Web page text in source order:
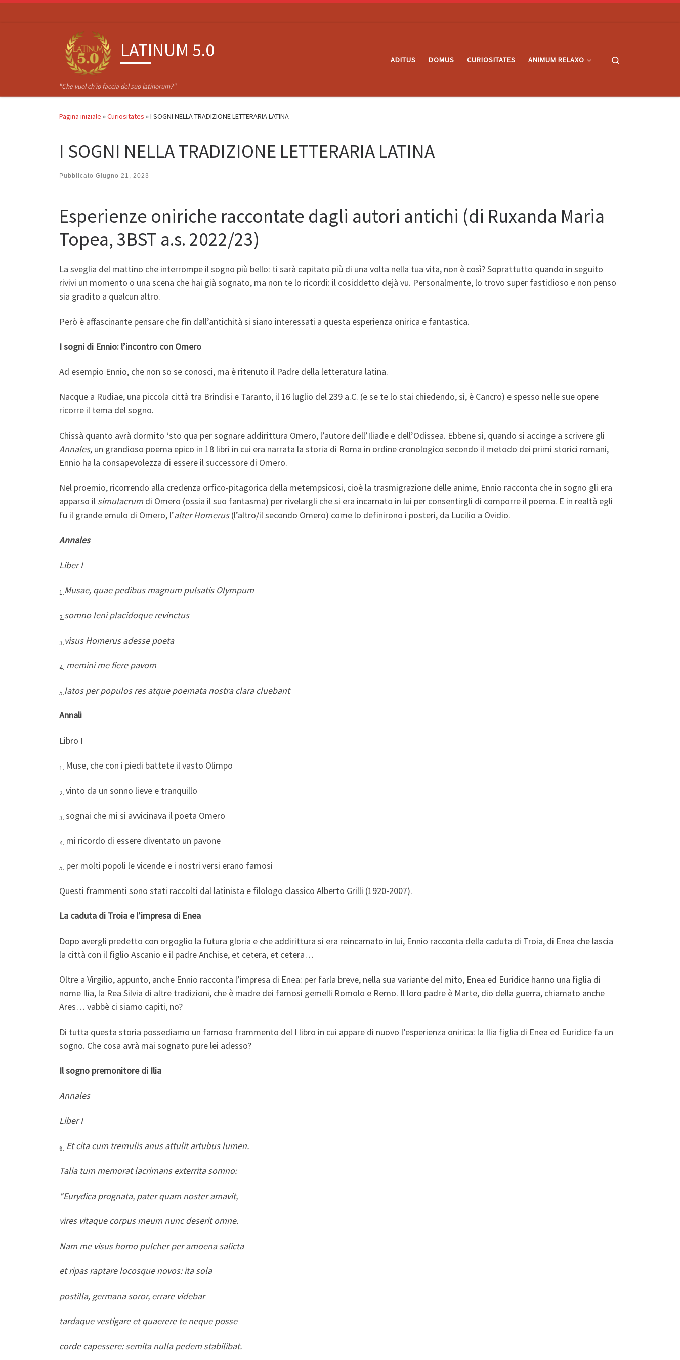
LATINUM 5.0
"Che vuol ch'io faccia del suo latinorum?"
ADITUS DOMUS CURIOSITATES ANIMUM RELAXO
Pagina iniziale »Curiositates »I SOGNI NELLA TRADIZIONE LETTERARIA LATINA
I SOGNI NELLA TRADIZIONE LETTERARIA LATINA
Pubblicato Giugno 21, 2023
Esperienze oniriche raccontate dagli autori antichi (di Ruxanda Maria
Topea, 3BST a.s. 2022/23)
La sveglia del mattino che interrompe il sogno più bello: ti sarà capitato più di una volta nella tua vita, non è così? Soprattutto quando in seguito
rivivi un momento o una scena che hai già sognato, ma non te lo ricordi: il cosiddetto dejà vu. Personalmente, lo trovo super fastidioso e non penso
sia gradito a qualcun altro.
Però è affascinante pensare che fin dall’antichità si siano interessati a questa esperienza onirica e fantastica.
I sogni di Ennio: l’incontro con Omero
Ad esempio Ennio, che non so se conosci, ma è ritenuto il Padre della letteratura latina.
Nacque a Rudiae, una piccola città tra Brindisi e Taranto, il 16 luglio del 239 a.C. (e se te lo stai chiedendo, sì, è Cancro) e spesso nelle sue opere
ricorre il tema del sogno.
Chissà quanto avrà dormito ‘sto qua per sognare addirittura Omero, l’autore dell’Iliade e dell’Odissea. Ebbene sì, quando si accinge a scrivere gli
Annales, un grandioso poema epico in 18 libri in cui era narrata la storia di Roma in ordine cronologico secondo il metodo dei primi storici romani,
Ennio ha la consapevolezza di essere il successore di Omero.
Nel proemio, ricorrendo alla credenza orfico-pitagorica della metempsicosi, cioè la trasmigrazione delle anime, Ennio racconta che in sogno gli era
apparso il simulacrum di Omero (ossia il suo fantasma) per rivelargli che si era incarnato in lui per consentirgli di comporre il poema. E in realtà egli
fu il grande emulo di Omero, l’alter Homerus(l’altro/il secondo Omero) come lo definirono i posteri, da Lucilio a Ovidio.
Annales
Liber I
1.Musae, quae pedibus magnum pulsatis Olympum
2.somno leni placidoque revinctus
3.visus Homerus adesse poeta
4. memini me fiere pavom
5.latos per populos res atque poemata nostra clara cluebant
Annali
Libro I
1. Muse, che con i piedi battete il vasto Olimpo
2. vinto da un sonno lieve e tranquillo
3. sognai che mi si avvicinava il poeta Omero
4. mi ricordo di essere diventato un pavone
5. per molti popoli le vicende e i nostri versi erano famosi
Questi frammenti sono stati raccolti dal latinista e filologo classico Alberto Grilli (1920-2007).
La caduta di Troia e l’impresa di Enea
Dopo avergli predetto con orgoglio la futura gloria e che addirittura si era reincarnato in lui, Ennio racconta della caduta di Troia, di Enea che lascia
la città con il figlio Ascanio e il padre Anchise, et cetera, et cetera…
Oltre a Virgilio, appunto, anche Ennio racconta l’impresa di Enea: per farla breve, nella sua variante del mito, Enea ed Euridice hanno una figlia di
nome Ilia, la Rea Silvia di altre tradizioni, che è madre dei famosi gemelli Romolo e Remo. Il loro padre è Marte, dio della guerra, chiamato anche
Ares… vabbè ci siamo capiti, no?
Di tutta questa storia possediamo un famoso frammento del I libro in cui appare di nuovo l’esperienza onirica: la Ilia figlia di Enea ed Euridice fa un
sogno. Che cosa avrà mai sognato pure lei adesso?
Il sogno premonitore di Ilia
Annales
Liber I
6. Et cita cum tremulis anus attulit artubus lumen.
Talia tum memorat lacrimans exterrita somno:
“Eurydica prognata, pater quam noster amavit,
vires vitaque corpus meum nunc deserit omne.
Nam me visus homo pulcher per amoena salicta
et ripas raptare locosque novos: ita sola
postilla, germana soror, errare videbar
tardaque vestigare et quaerere te neque posse
corde capessere: semita nulla pedem stabilibat.